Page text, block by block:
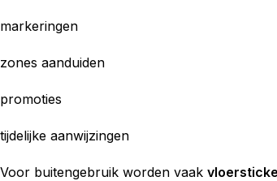
markeringen
zones aanduiden
promoties
tijdelijke aanwijzingen
Voor buitengebruik worden vaak